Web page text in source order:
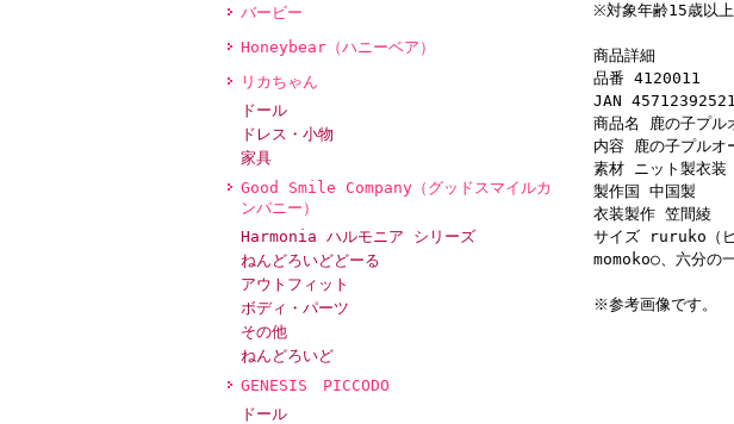
バービー
Honeybear（ハニーベア）
リカちゃん
ドール
ドレス・小物
家具
Good Smile Company（グッドスマイルカ
ンパニー）
Harmonia ハルモニア シリーズ
ねんどろいどどーる
アウトフィット
ボディ・パーツ
その他
ねんどろいど
GENESIS PICCODO
ドール
※対象年齢15歳以上
商品詳細
品番 4120011
JAN
商品名 鹿の子プル
内容 鹿の子プルオ
素材 ニット製衣装
製作国 中国製
衣装製作 笠間綾
サイズ ruruko（ピ
momoko○、六分の
※参考画像です。